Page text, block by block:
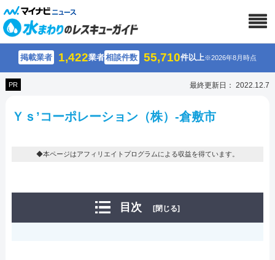
掲載業者 1,422業者相談件数 55,710件以上※2026年8月時点
PR 最終更新日： 2022.12.7
Ｙｓ’コーポレーション（株）-倉敷市
◆本ページはアフィリエイトプログラムによる収益を得ています。
目次 [閉じる]